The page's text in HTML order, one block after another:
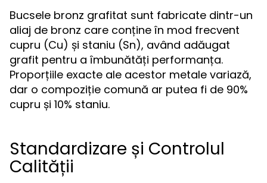
Bucsele bronz grafitat sunt fabricate dintr-un
aliaj de bronz care conține în mod frecvent
cupru (Cu) și staniu (Sn), având adăugat
grafit pentru a îmbunătăți performanța.
Proporțiile exacte ale acestor metale variază,
dar o compoziție comună ar putea fi de 90%
cupru și 10% staniu.
Standardizare și Controlul
Calității